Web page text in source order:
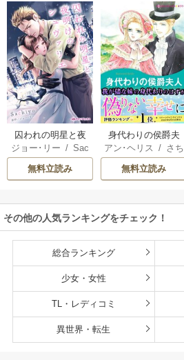
囚われの明星と夜
明けのシュヴァリ
エ
ジョー･リー /Sac
hiyo
無料立読み
身代わりの侯爵夫
人
アン･ヘリス / さち
みりほ
無料立読み
その他の人気ランキングをチェック！
総合ランキング
少女・女性
TL・レディコミ
異世界・転生